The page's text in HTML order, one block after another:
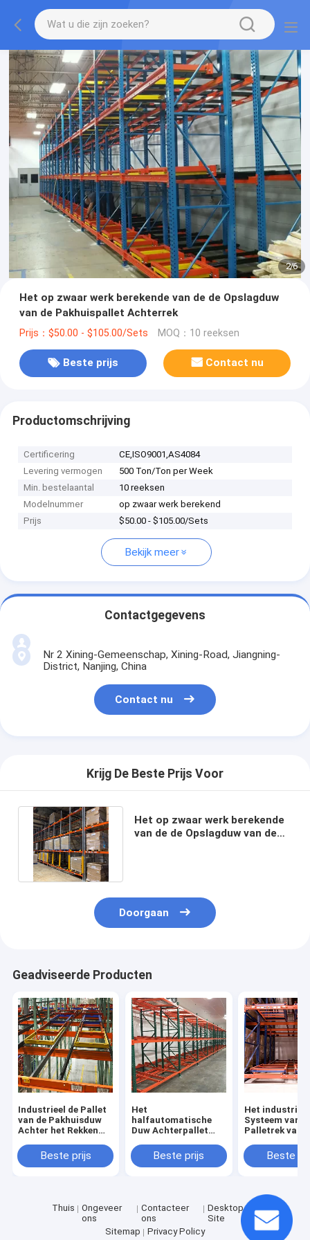
2/6
Het op zwaar werk berekende van de de Opslagduw
van de Pakhuispallet Achterrek
Prijs：$50.00 - $105.00/Sets MOQ：10 reeksen
Beste prijs Contact nu
Productomschrijving
Certificering
CE,ISO9001,AS4084
Levering vermogen
500 Ton/Ton per Week
Min. bestelaantal
10 reeksen
Modelnummer
op zwaar werk berekend
Prijs
$50.00 - $105.00/Sets
Bekijk meer
Contactgegevens
Nr 2 Xining-Gemeenschap, Xining-Road, Jiangning-
District, Nanjing, China
Contact nu
Krijg De Beste Prijs Voor
Het op zwaar werk berekende
van de de Opslagduw van de
Doorgaan
Geadviseerde Producten
Industrieel de Pallet
van de Pakhuisduw
Achter het Rekken
Beste prijs
Het
halfautomatische
Duw Achterpallet
dichtheidsopslag
Beste prijs
Het industriële
Systeem van
Palletrek van
met Hoogte -
Beste
Thuis
Ongeveer
ons
Contacteer
ons
Desktop
Site
Sitemap
Privacy Policy